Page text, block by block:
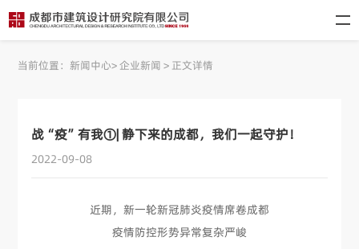
当前位置： 新闻中心>企业新闻 > 正文详情
战“疫”有我①| 静下来的成都，我们一起守护！
2022-09-08
近期，新一轮新冠肺炎疫情席卷成都
疫情防控形势异常复杂严峻